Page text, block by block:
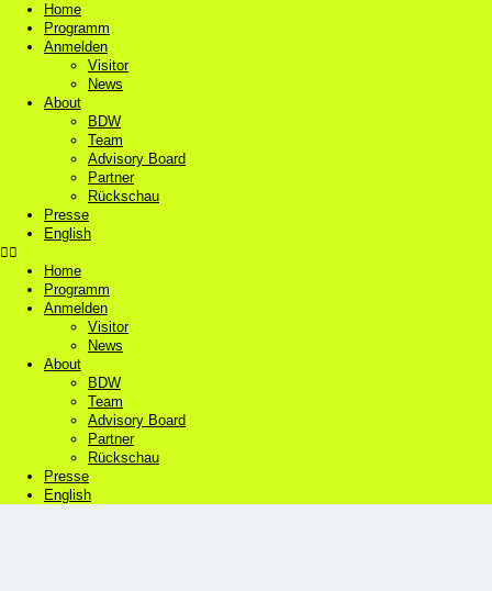
Home
Programm
Anmelden
Visitor
News
About
BDW
Team
Advisory Board
Partner
Rückschau
Presse
English
Home
Programm
Anmelden
Visitor
News
About
BDW
Team
Advisory Board
Partner
Rückschau
Presse
English